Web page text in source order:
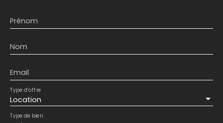
Prénom
Nom
Email
Location
Type d'offre
Type de bien